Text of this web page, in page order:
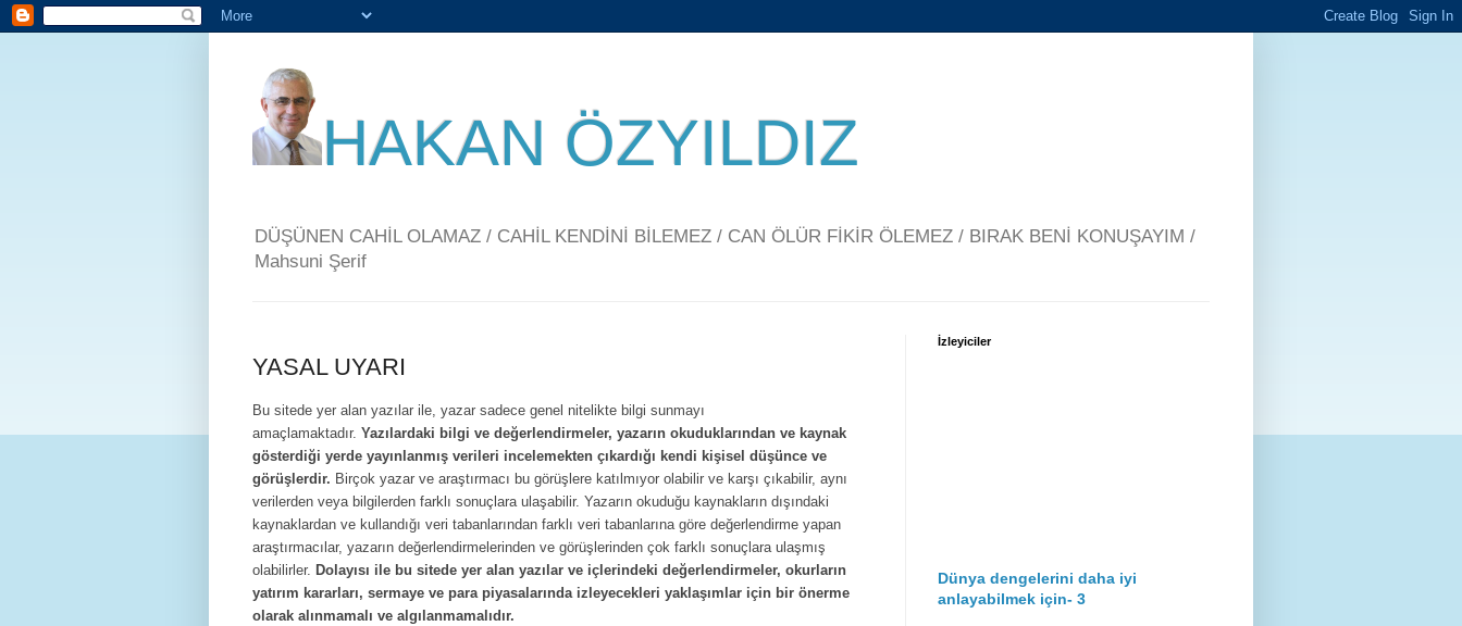
HAKAN ÖZYILDIZ
DÜŞÜNEN CAHİL OLAMAZ / CAHİL KENDİNİ BİLEMEZ / CAN ÖLÜR FİKİR ÖLEMEZ / BIRAK BENİ KONUŞAYIM /
Mahsuni Şerif
YASAL UYARI
Bu sitede yer alan yazılar ile, yazar sadece genel nitelikte bilgi sunmayı
amaçlamaktadır. Yazılardaki bilgi ve değerlendirmeler, yazarın okuduklarından ve kaynak
gösterdiği yerde yayınlanmış verileri incelemekten çıkardığı kendi kişisel düşünce ve
görüşlerdir. Birçok yazar ve araştırmacı bu görüşlere katılmıyor olabilir ve karşı çıkabilir, aynı
verilerden veya bilgilerden farklı sonuçlara ulaşabilir. Yazarın okuduğu kaynakların dışındaki
kaynaklardan ve kullandığı veri tabanlarından farklı veri tabanlarına göre değerlendirme yapan
araştırmacılar, yazarın değerlendirmelerinden ve görüşlerinden çok farklı sonuçlara ulaşmış
olabilirler. Dolayısı ile bu sitede yer alan yazılar ve içlerindeki değerlendirmeler, okurların
yatırım kararları, sermaye ve para piyasalarında izleyecekleri yaklaşımlar için bir önerme
olarak alınmamalı ve algılanmamalıdır.
İzleyiciler
Dünya dengelerini daha iyi
anlayabilmek için- 3